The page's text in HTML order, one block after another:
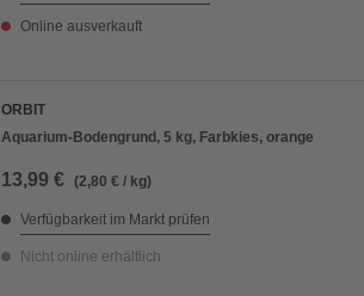
Online ausverkauft
ORBIT
Aquarium-Bodengrund, 5 kg, Farbkies, orange
13,99 € (2,80 € / kg)
Verfügbarkeit im Markt prüfen
Nicht online erhältlich